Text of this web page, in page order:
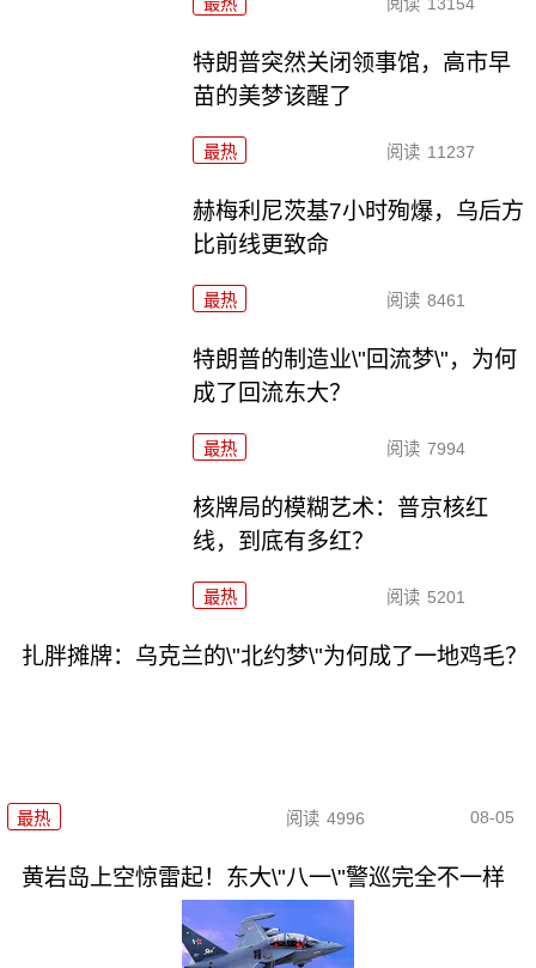
最热 阅读 13154
特朗普突然关闭领事馆，高市早
苗的美梦该醒了
最热 阅读 11237
赫梅利尼茨基7小时殉爆，乌后方
比前线更致命
最热 阅读 8461
特朗普的制造业\"回流梦\"，为何
成了回流东大？
最热 阅读 7994
核牌局的模糊艺术：普京核红
线，到底有多红？
最热 阅读 5201
扎胖摊牌：乌克兰的\"北约梦\"为何成了一地鸡毛？
最热 阅读 4996 08-05
黄岩岛上空惊雷起！东大\"八一\"警巡完全不一样